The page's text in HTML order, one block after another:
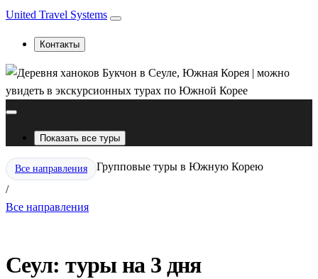
United Travel Systems
Контакты
Показать все туры
Все направления
/
Групповые туры в Южную Корею
Все направления
Сеул: туры на 3 дня